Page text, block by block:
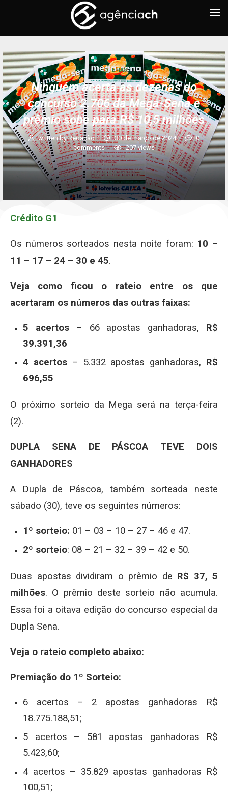
LOTERIAS
Ninguém acerta as dezenas do
concurso 2.706 da Mega-Sena e
prêmio sobe para R$ 10,5 milhões
written byRedação 30 de março de 2024
0
comments
207views
Crédito G1
Os números sorteados nesta noite foram: 10 –
11 – 17 – 24 – 30 e 45.
Veja como ficou o rateio entre os que
acertaram os números das outras faixas:
5 acertos– 66 apostas ganhadoras, R$
39.391,36
4 acertos – 5.332 apostas ganhadoras, R$
696,55
O próximo sorteio da Mega será na terça-feira
(2).
DUPLA SENA DE PÁSCOA TEVE DOIS
GANHADORES
A Dupla de Páscoa, também sorteada neste
sábado (30), teve os seguintes números:
1º sorteio: 01 – 03 – 10 – 27 – 46 e 47.
2º sorteio: 08 – 21 – 32 – 39 – 42 e 50.
Duas apostas dividiram o prêmio de R$ 37, 5
milhões. O prêmio deste sorteio não acumula.
Essa foi a oitava edição do concurso especial da
Dupla Sena.
Veja o rateio completo abaixo:
Premiação do 1º Sorteio:
6 acertos – 2 apostas ganhadoras R$
18.775.188,51;
5 acertos – 581 apostas ganhadoras R$
5.423,60;
4 acertos – 35.829 apostas ganhadoras R$
100,51;